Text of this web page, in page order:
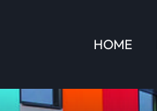
HOME